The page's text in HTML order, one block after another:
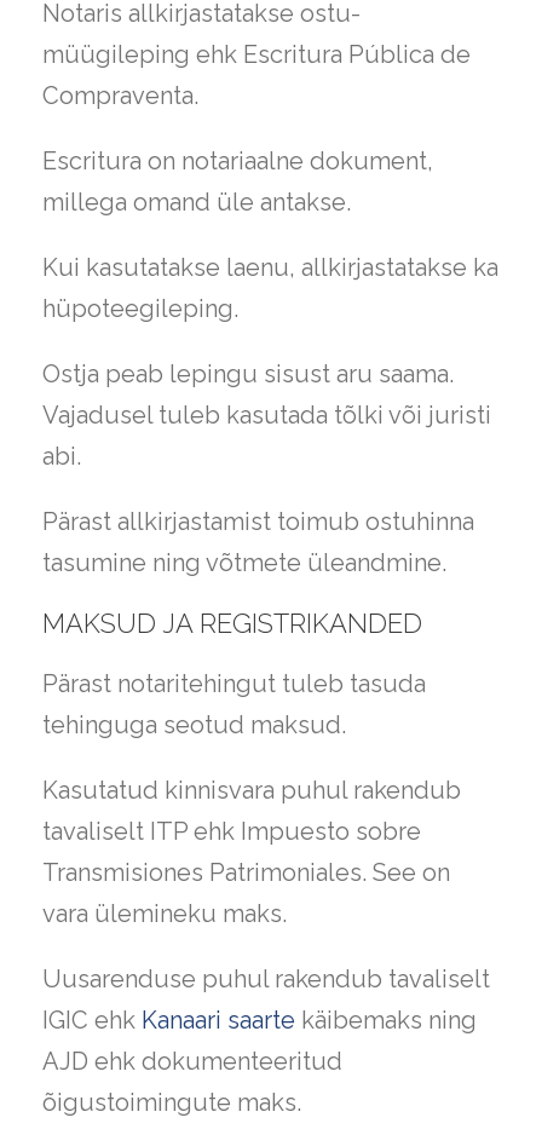
Notaris allkirjastatakse ostu-
müügileping ehk Escritura Pública de
Compraventa.
Escritura on notariaalne dokument,
millega omand üle antakse.
Kui kasutatakse laenu, allkirjastatakse ka
hüpoteegileping.
Ostja peab lepingu sisust aru saama.
Vajadusel tuleb kasutada tõlki või juristi
abi.
Pärast allkirjastamist toimub ostuhinna
tasumine ning võtmete üleandmine.
MAKSUD JA REGISTRIKANDED
Pärast notaritehingut tuleb tasuda
tehinguga seotud maksud.
Kasutatud kinnisvara puhul rakendub
tavaliselt ITP ehk Impuesto sobre
Transmisiones Patrimoniales. See on
vara ülemineku maks.
Uusarenduse puhul rakendub tavaliselt
IGIC ehk Kanaari saarte käibemaks ning
AJD ehk dokumenteeritud
õigustoimingute maks.